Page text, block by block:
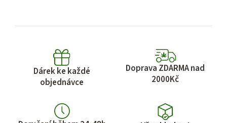
Dárek ke každé
objednávce
Doprava ZDARMA nad
2000Kč